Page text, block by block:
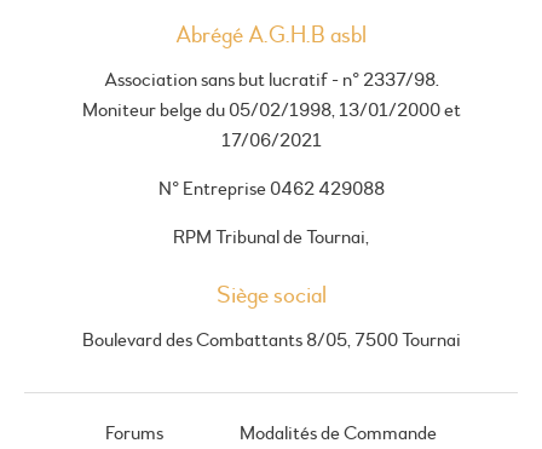
Abrégé A.G.H.B asbl
Association sans but lucratif - n° 2337/98.
Moniteur belge du 05/02/1998, 13/01/2000 et
17/06/2021
N° Entreprise 0462 429088
RPM Tribunal de Tournai,
Siège social
Boulevard des Combattants 8/05, 7500 Tournai
Forums Modalités de Commande